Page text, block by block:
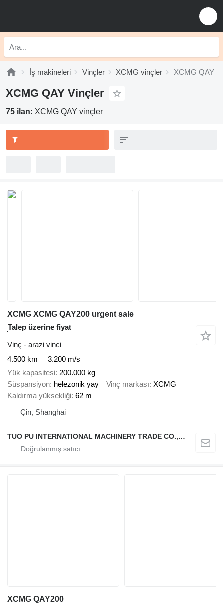
İş makineleri Vinçler XCMG vinçler XCMG QAY
XCMG QAY Vinçler
75 ilan: XCMG QAY vinçler
XCMG XCMG QAY200 urgent sale
Talep üzerine fiyat
Vinç - arazi vinci
4.500 km
3.200 m/s
Yük kapasitesi 200.000 kg
Süspansiyon helezonik yay Vinç markası XCMG
Kaldırma yüksekliği 62 m
Çin, Shanghai
TUO PU INTERNATIONAL MACHINERY TRADE CO., LTD
XCMG QAY200